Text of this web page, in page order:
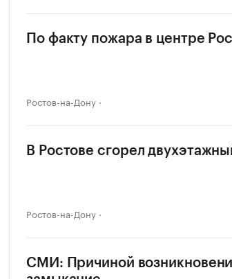
По факту пожара в центре
Ростов-на-Дону
В Ростове сгорел
Ростов-на-Дону
СМИ: Причиной